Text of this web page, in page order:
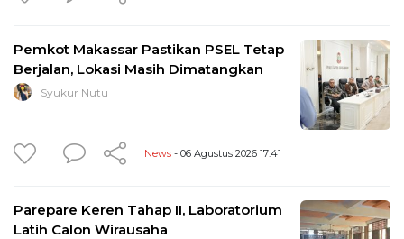
Pemkot Makassar Pastikan PSEL Tetap
Berjalan, Lokasi Masih Dimatangkan
Syukur Nutu
News - 06 Agustus 2026 17:41
Parepare Keren Tahap II, Laboratorium
Latih Calon Wirausaha